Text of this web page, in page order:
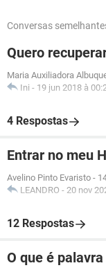
Conversas
Quero
Maria Auxiliadora
Ini - 19 jun 2018 à
4 Respostas
Entrar no meu
Avelino Pinto Evaristo -
LEANDRO - 20 nov
12 Respostas
O que é